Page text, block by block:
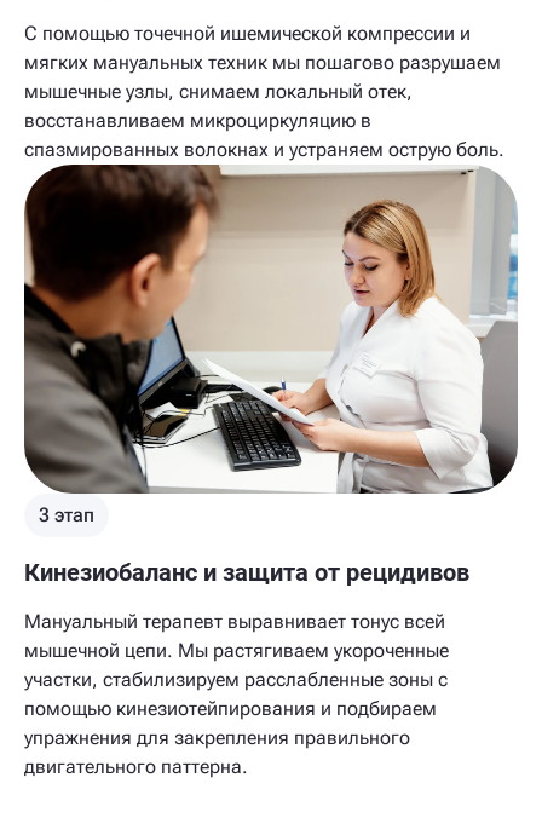
С помощью точечной ишемической компрессии и
мягких мануальных техник мы пошагово разрушаем
мышечные узлы, снимаем локальный отек,
восстанавливаем микроциркуляцию в
спазмированных волокнах и устраняем острую боль.
3 этап
Кинезиобаланс и защита от рецидивов
Мануальный терапевт выравнивает тонус всей
мышечной цепи. Мы растягиваем укороченные
участки, стабилизируем расслабленные зоны с
помощью кинезиотейпирования и подбираем
упражнения для закрепления правильного
двигательного паттерна.